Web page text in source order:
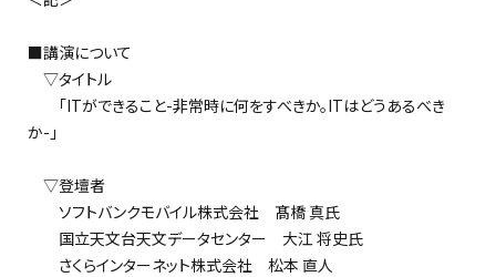
■講演について
▽タイトル
「ITができること-非常時に何をすべきか。ITはどうあるべき
か-」
▽登壇者
ソフトバンクモバイル株式会社 髙橋 真氏
国立天文台天文データセンター 大江 将史氏
さくらインターネット株式会社 松本 直人